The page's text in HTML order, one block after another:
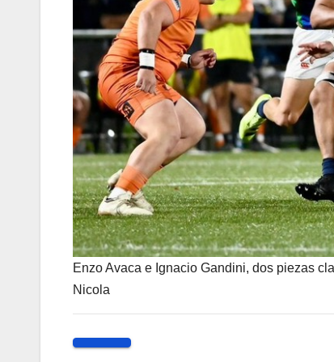
Enzo Avaca e Ignacio Gandini, dos piezas
Nicola